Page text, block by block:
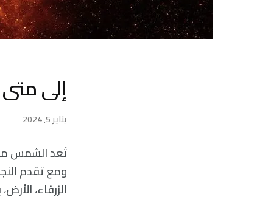
إلى
يناير 5, 2024
تُعد الشمس
ومع تقدم
الزرقاء،